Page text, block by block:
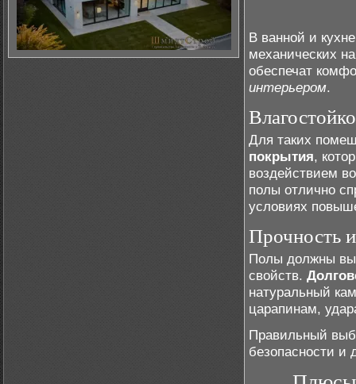
В ванной и
механических
обеспечат
интерьером.
Для таких
покрытия,
воздействием
полы отлично
условиях
Прочность
Полы должны
свойств.
натуральный
царапинам,
Правильный
безопасности и